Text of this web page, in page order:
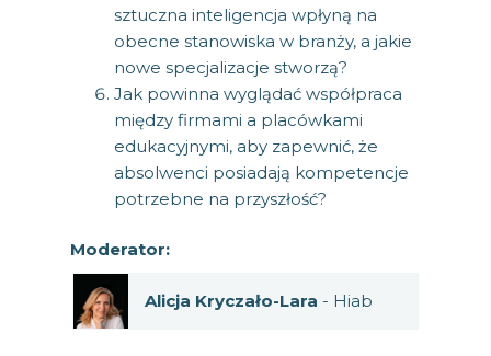
sztuczna inteligencja wpłyną na
obecne stanowiska w branży, a jakie
nowe specjalizacje stworzą?
Jak powinna wyglądać współpraca
między firmami a placówkami
edukacyjnymi, aby zapewnić, że
absolwenci posiadają kompetencje
potrzebne na przyszłość?
Moderator:
Alicja Kryczało-Lara - Hiab